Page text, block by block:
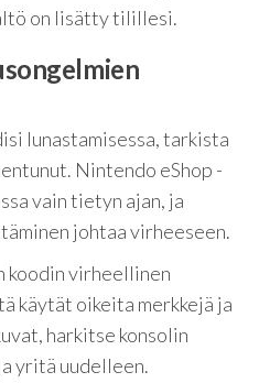
on lisätty tilillesi.
lunastamisessa, tarkista
Nintendo eShop -
vain tietyn ajan, ja
johtaa virheeseen.
koodin virheellinen
käytät oikeita merkkejä ja
harkitse konsolin
yritä uudelleen.